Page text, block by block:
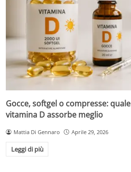
Gocce, softgel o compresse:
vitamina D assorbe meglio
Mattia Di Gennaro Aprile 29, 2026
Leggi di più